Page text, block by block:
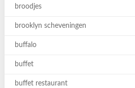
broodjes
brooklyn scheveningen
buffalo
buffet
buffet restaurant